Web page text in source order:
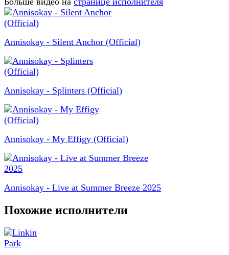
Annisokay - Silent Anchor (Official)
Annisokay - Splinters (Official)
Annisokay - My Effigy (Official)
Annisokay - Live at Summer Breeze 2025
Похожие исполнители